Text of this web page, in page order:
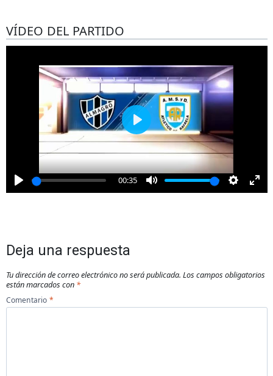
VÍDEO DEL PARTIDO
Play
00:35
Mute Settings
Play
Deja una respuesta
Tu dirección de correo electrónico no será publicada. Los campos obligatorios
están marcados con *
Comentario *